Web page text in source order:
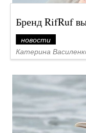
Бренд RifRuf
новости
Катерина